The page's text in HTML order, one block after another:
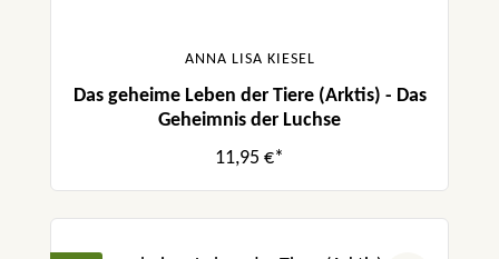
ANNA LISA KIESEL
Das geheime Leben der Tiere (Arktis) - Das
Geheimnis der Luchse
11,95 €*